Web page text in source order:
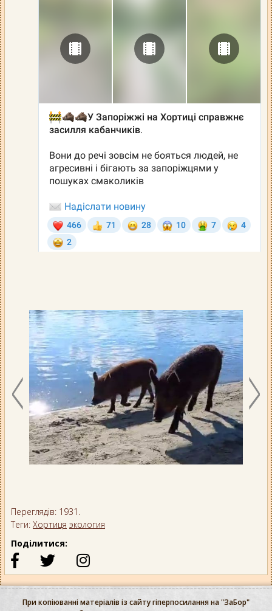
Переглядів: 1931.
Теги: Хортиця экология
Поділитися:
При копіюванні матеріалів із сайту гіперпосилання на "ЗаБор"